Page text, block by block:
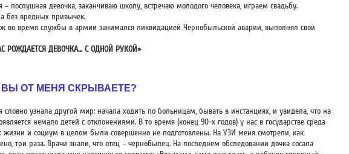
– послушная девочка, заканчиваю школу, встречаю молодого человека, играем свадьбу.
без вредных привычек.
во время службы в армии занимался ликвидацией Чернобыльской аварии, выполнял свой
РОЖДАЕТСЯ ДЕВОЧКА… С ОДНОЙ РУКОЙ»
ВЫ ОТ МЕНЯ СКРЫВАЕТЕ?
словно узнала другой мир: начала ходить по больницам, бывать в инстанциях, и увидела, что на
немало детей с отклонениями. В то время (конец 90-х годов) у нас в государстве среда
жизни и социум в целом были совершенно не подготовлены. На УЗИ меня смотрели, как
три раза. Врачи знали, что отец – чернобылец. На последнем обследовании дочка сосала